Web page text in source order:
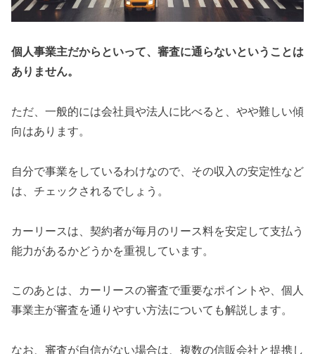
個人事業主だからといって、審査に通らないということは
ありません。
ただ、一般的には会社員や法人に比べると、やや難しい傾
向はあります。
自分で事業をしているわけなので、その収入の安定性など
は、チェックされるでしょう。
カーリースは、契約者が毎月のリース料を安定して支払う
能力があるかどうかを重視しています。
このあとは、カーリースの審査で重要なポイントや、個人
事業主が審査を通りやすい方法についても解説します。
なお、審査が自信がない場合は、複数の信販会社と提携し